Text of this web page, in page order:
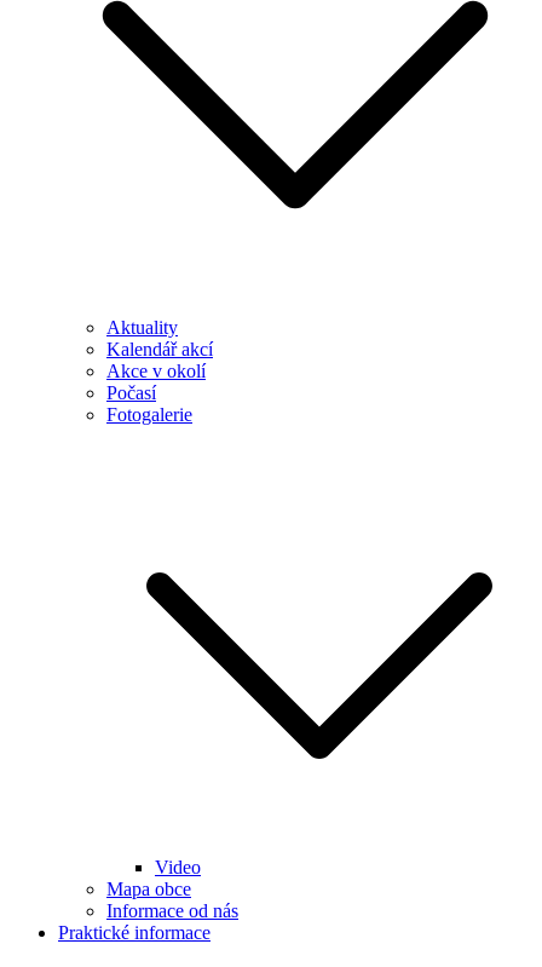
Aktuality
Kalendář akcí
Akce v okolí
Počasí
Fotogalerie
Video
Mapa obce
Informace od nás
Praktické informace